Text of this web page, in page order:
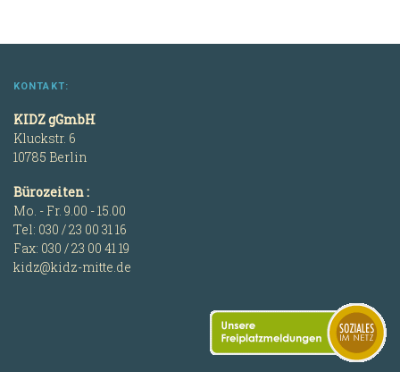
KONTAKT:
KIDZ gGmbH
Kluckstr. 6
10785 Berlin
Bürozeiten :
Mo. - Fr. 9.00 - 15.00
Tel: 030 / 23 00 31 16
Fax: 030 / 23 00 41 19
kidz@kidz-mitte.de